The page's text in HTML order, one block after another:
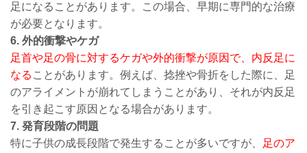
足になることがあります。この場合、早期に専門的な治療
が必要となります。
6. 外的衝撃やケガ
足首や足の骨に対するケガや外的衝撃が原因で、内反足に
なる ことがあります。例えば、捻挫や骨折をした際に、足
のアライメントが崩れてしまうことがあり、それが内反足
を引き起こす原因となる場合があります。
7. 発育段階の問題
特に子供の成長段階で発生することが多いですが、
足のア